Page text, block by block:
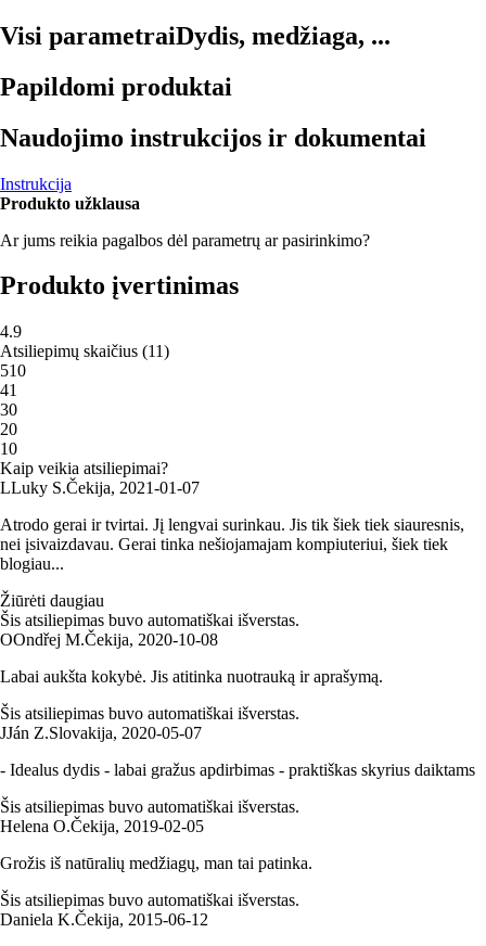
Visi parametraiDydis, medžiaga, ...
Papildomi produktai
Naudojimo instrukcijos ir dokumentai
Instrukcija
Produkto užklausa
Ar jums reikia pagalbos dėl parametrų ar pasirinkimo?
Produkto įvertinimas
4.9
Atsiliepimų skaičius (11)
510
41
30
20
10
Kaip veikia atsiliepimai?
LLuky S.Čekija, 2021‑01‑07
Atrodo gerai ir tvirtai. Jį lengvai surinkau. Jis tik šiek tiek siauresnis,
nei įsivaizdavau. Gerai tinka nešiojamajam kompiuteriui, šiek tiek
blogiau...
Žiūrėti daugiau
Šis atsiliepimas buvo automatiškai išverstas.
OOndřej M.Čekija, 2020‑10‑08
Labai aukšta kokybė. Jis atitinka nuotrauką ir aprašymą.
Šis atsiliepimas buvo automatiškai išverstas.
JJán Z.Slovakija, 2020‑05‑07
- Idealus dydis - labai gražus apdirbimas - praktiškas skyrius daiktams
Šis atsiliepimas buvo automatiškai išverstas.
Helena O.Čekija, 2019‑02‑05
Grožis iš natūralių medžiagų, man tai patinka.
Šis atsiliepimas buvo automatiškai išverstas.
Daniela K.Čekija, 2015‑06‑12